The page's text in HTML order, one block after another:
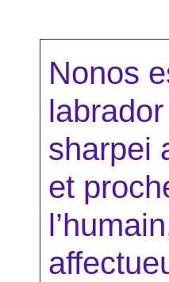
Nonos
sharpei
et